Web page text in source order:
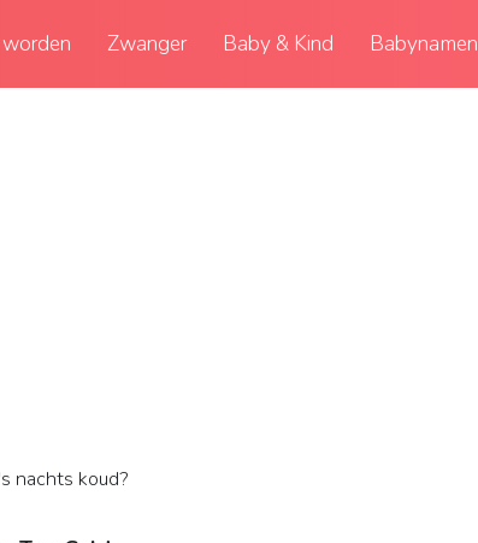
Zwanger Baby & Kind Babynamen
nachts koud?